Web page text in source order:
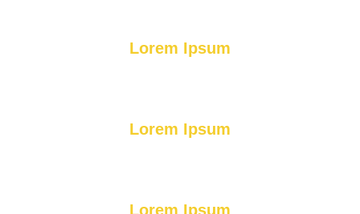
Lorem Ipsum
Lorem Ipsum
Lorem Ipsum